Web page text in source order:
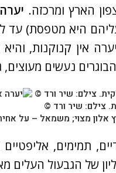
הארץ ומרכזה.
אין קנוקנות,
נעשים
. צילם: שיר ורד ©
אלון מצוי; משמאל – על
של הגבעול העלים